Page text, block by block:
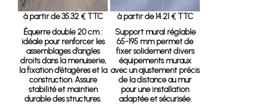
à partir de 35.32 € TTC
Équerre double 20 cm:
idéale pour renforcer les
assemblages d’angles
droits dans la menuiserie,
la fixation d’étagères et la
construction. Assure
stabilité et maintien
durable des structures.
à partir de 14.21 € TTC
Support mural réglable
65-195 mmpermet de
fixer solidement divers
équipements muraux
avec un ajustement précis
de la distance au mur
pour une installation
adaptée et sécurisée.